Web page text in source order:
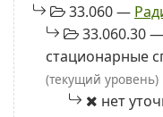
33.060 —
33.060.30
стационарные
(текущий уровень)
нет